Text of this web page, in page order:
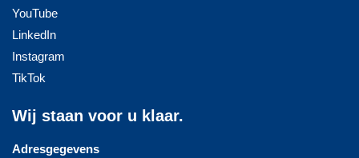
YouTube
LinkedIn
Instagram
TikTok
Wij staan voor u klaar.
Adresgegevens